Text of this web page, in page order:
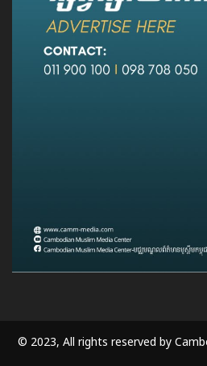
© 2023, All rights reserved by